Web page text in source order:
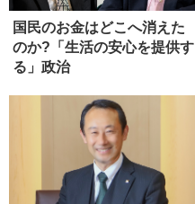
国民のお金はどこへ消えた
のか?「生活の安心を提供す
る」政治